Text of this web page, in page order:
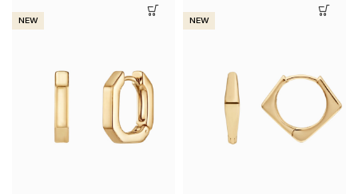
NEW NEW